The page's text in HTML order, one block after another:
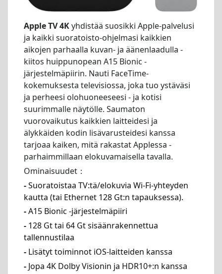
Apple TV 4Kyhdistää suosikki Apple-palvelusi
ja kaikki suoratoisto-ohjelmasi kaikkien
aikojen parhaalla kuvan- ja äänenlaadulla -
kiitos huippunopean A15 Bionic -
järjestelmäpiirin. Nauti FaceTime-
kokemuksesta televisiossa, joka tuo ystäväsi
ja perheesi olohuoneeseesi - ja kotisi
suurimmalle näytölle. Saumaton
vuorovaikutus kaikkien laitteidesi ja
älykkäiden kodin lisävarusteidesi kanssa
tarjoaa kaiken, mitä rakastat Applessa -
parhaimmillaan elokuvamaisella tavalla.
Ominaisuudet：
-Suoratoistaa TV:tä/elokuvia Wi-Fi-yhteyden
kautta (tai Ethernet 128 Gt:n tapauksessa).
-A15 Bionic -järjestelmäpiiri
- 128 Gt tai 64 Gt sisäänrakennettua
tallennustilaa
- Lisätyt toiminnot iOS-laitteiden kanssa
- Jopa 4K Dolby Visionin ja HDR10+:n kanssa